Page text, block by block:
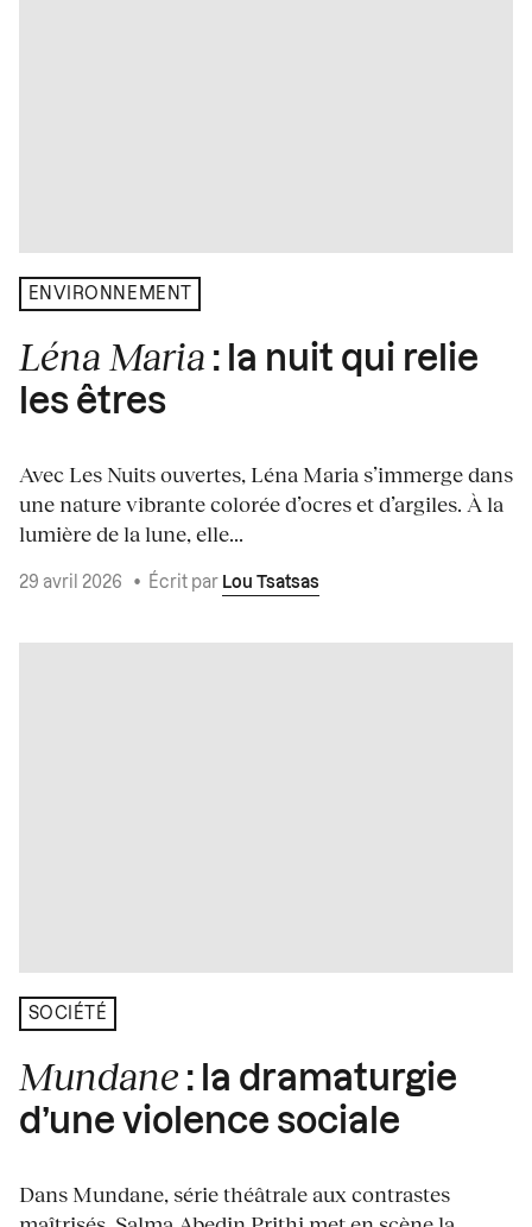
ENVIRONNEMENT
Léna Maria : la nuit qui relie
les êtres
Avec Les Nuits ouvertes, Léna Maria s’immerge dans
une nature vibrante colorée d’ocres et d’argiles. À la
lumière de la lune, elle...
29 avril 2026 • Écrit par Lou Tsatsas
SOCIÉTÉ
Mundane : la dramaturgie
d’une violence sociale
Dans Mundane, série théâtrale aux contrastes